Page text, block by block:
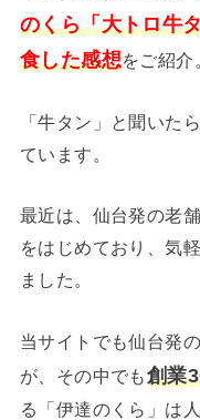
のくら「大トロ牛
食した感想をご紹介
「牛タン」と聞いた
ています。
最近は、仙台発の老
をはじめており、気
ました。
当サイトでも仙台発
が、その中でも創業
る「伊達のくら」は